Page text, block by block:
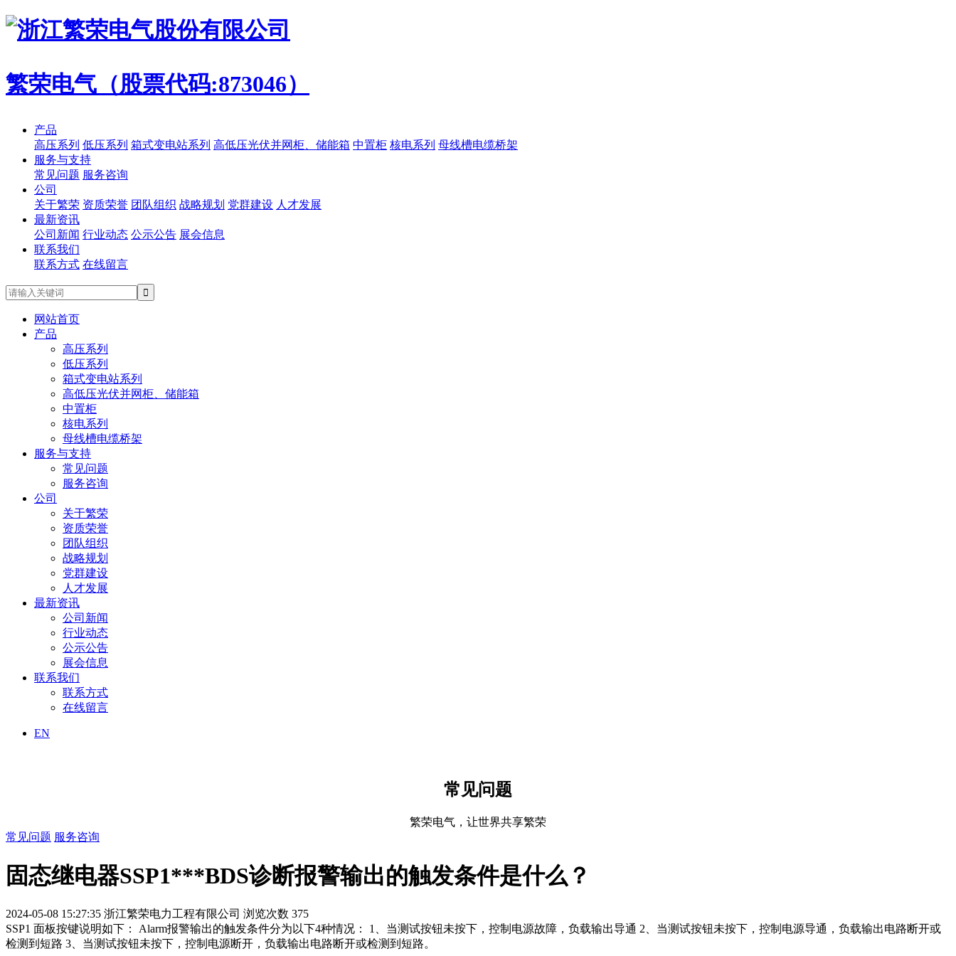
繁荣电气（股票代码:873046）
产品
高压系列 低压系列 箱式变电站系列 高低压光伏并网柜、储能箱 中置柜 核电系列 母线槽电缆桥架
服务与支持
常见问题 服务咨询
公司
关于繁荣 资质荣誉 团队组织 战略规划 党群建设 人才发展
最新资讯
公司新闻 行业动态 公示公告 展会信息
联系我们
联系方式 在线留言
网站首页
产品
高压系列
低压系列
箱式变电站系列
高低压光伏并网柜、储能箱
中置柜
核电系列
母线槽电缆桥架
服务与支持
常见问题
服务咨询
公司
关于繁荣
资质荣誉
团队组织
战略规划
党群建设
人才发展
最新资讯
公司新闻
行业动态
公示公告
展会信息
联系我们
联系方式
在线留言
EN
常见问题
繁荣电气，让世界共享繁荣
常见问题 服务咨询
固态继电器SSP1***BDS诊断报警输出的触发条件是什么？
2024-05-08 15:27:35 浙江繁荣电力工程有限公司 浏览次数 375
SSP1 面板按键说明如下： Alarm报警输出的触发条件分为以下4种情况： 1、当测试按钮未按下，控制电源故障，负载输出导通 2、当测试按钮未按下，控制电源导通，负载输出电路断开或
检测到短路 3、当测试按钮未按下，控制电源断开，负载输出电路断开或检测到短路。